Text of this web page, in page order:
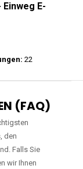
E-
22
(FAQ)
den
Falls Sie
wir Ihnen